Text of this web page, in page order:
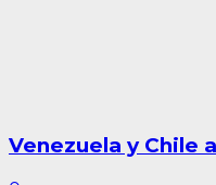
Venezuela y Chile